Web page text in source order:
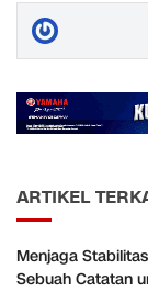
ARTIKEL
Menjaga
Sebuah Catatan